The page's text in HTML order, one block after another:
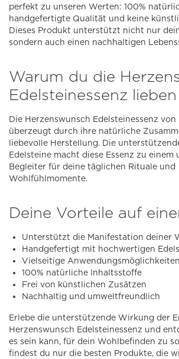
perfekt zu unseren Werten: 100%
handgefertigte Qualität und keine
Dieses Produkt unterstützt nicht nur
sondern auch einen nachhaltigen
Warum du die
Edelsteinessenz
Die Herzenswunsch Edelsteinessenz von
überzeugt durch ihre natürliche
liebevolle Herstellung. Die
Edelsteine macht diese Essenz zu einem
Begleiter für deine täglichen Rituale und
Wohlfühlmomente.
Deine Vorteile auf
Unterstützt die Manifestation deiner
Handgefertigt mit hochwertigen
Vielseitige Anwendungsmöglichkeiten
100% natürliche Inhaltsstoffe
Frei von künstlichen Zusätzen
Nachhaltig und umweltfreundlich
Erlebe die unterstützende Wirkung der
Herzenswunsch Edelsteinessenz und
es sein kann, für dein Wohlbefinden zu
findest du nur die besten Produkte, die